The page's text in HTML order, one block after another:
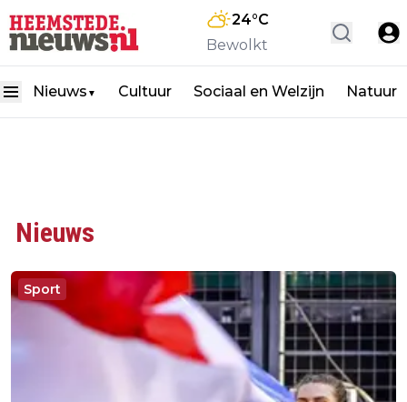
24°C
Bewolkt
Nieuws ▼ Cultuur Sociaal en Welzijn Natuur
Nieuws
Sport